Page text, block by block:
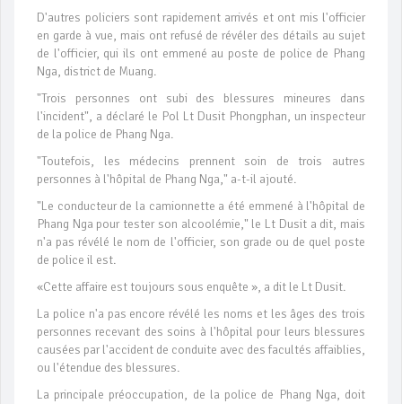
D'autres policiers sont rapidement arrivés et ont mis l'officier
en garde à vue, mais ont refusé de révéler des détails au sujet
de l'officier, qui ils ont emmené au poste de police de Phang
Nga, district de Muang.
"Trois personnes ont subi des blessures mineures dans
l'incident", a déclaré le Pol Lt Dusit Phongphan, un inspecteur
de la police de Phang Nga.
"Toutefois, les médecins prennent soin de trois autres
personnes à l'hôpital de Phang Nga," a-t-il ajouté.
"Le conducteur de la camionnette a été emmené à l'hôpital de
Phang Nga pour tester son alcoolémie," le Lt Dusit a dit, mais
n'a pas révélé le nom de l'officier, son grade ou de quel poste
de police il est.
«Cette affaire est toujours sous enquête », a dit le Lt Dusit.
La police n'a pas encore révélé les noms et les âges des trois
personnes recevant des soins à l'hôpital pour leurs blessures
causées par l'accident de conduite avec des facultés affaiblies,
ou l'étendue des blessures.
La principale préoccupation, de la police de Phang Nga, doit